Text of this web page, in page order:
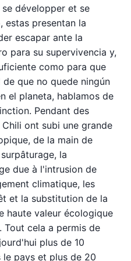
développer et se
estas presentan la
escapar ante la
para su supervivencia y,
como para que
que no quede ningún
el planeta, hablamos de
Pendant des
ont subi une grande
de la main de
la
due à l'intrusion de
climatique, les
et la substitution de la
haute valeur écologique
Tout cela a permis de
plus de 10
le pays et plus de 20